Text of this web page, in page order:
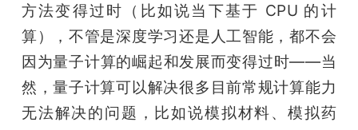
方法变得过时（比如说当下基于 CPU 的计
算），不管是深度学习还是人工智能，都不会
因为量子计算的崛起和发展而变得过时——当
然，量子计算可以解决很多目前常规计算能力
无法解决的问题，比如说模拟材料、模拟药